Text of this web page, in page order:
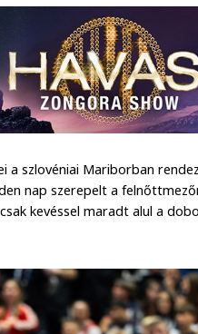
a szlovéniai Mariborban
nap szerepelt a
kevéssel maradt alul a